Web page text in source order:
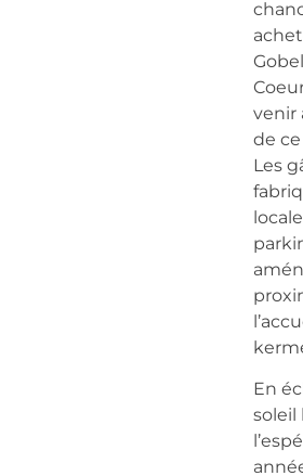
venir
de
Les
En
soleil